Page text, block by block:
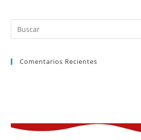
Comentarios Recientes